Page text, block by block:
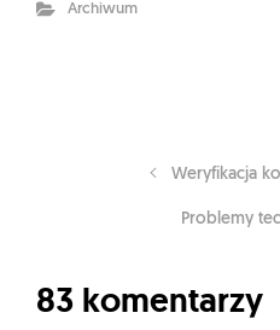
Archiwum
Weryfikacja
Problemy
83 komentarzy